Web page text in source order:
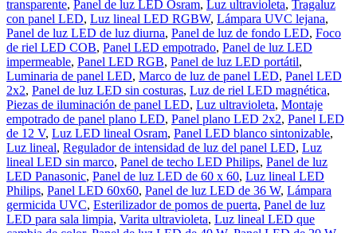
transparente, Panel de luz LED Osram, Luz ultravioleta, Tragaluz
con panel LED, Luz lineal LED RGBW, Lámpara UVC lejana,
Panel de luz LED de luz diurna, Panel de luz de fondo LED, Foco
de riel LED COB, Panel LED empotrado, Panel de luz LED
impermeable, Panel LED RGB, Panel de luz LED portátil,
Luminaria de panel LED, Marco de luz de panel LED, Panel LED
2x2, Panel de luz LED sin costuras, Luz de riel LED magnética,
Piezas de iluminación de panel LED, Luz ultravioleta, Montaje
empotrado de panel plano LED, Panel plano LED 2x2, Panel LED
de 12 V, Luz LED lineal Osram, Panel LED blanco sintonizable,
Luz lineal, Regulador de intensidad de luz del panel LED, Luz
lineal LED sin marco, Panel de techo LED Philips, Panel de luz
LED Panasonic, Panel de luz LED de 60 x 60, Luz lineal LED
Philips, Panel LED 60x60, Panel de luz LED de 36 W, Lámpara
germicida UVC, Esterilizador de pomos de puerta, Panel de luz
LED para sala limpia, Varita ultravioleta, Luz lineal LED que